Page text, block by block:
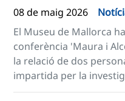
08 de maig 2026
El Museu de Mallorca
conferència 'Maura i
la relació de dos
impartida per la